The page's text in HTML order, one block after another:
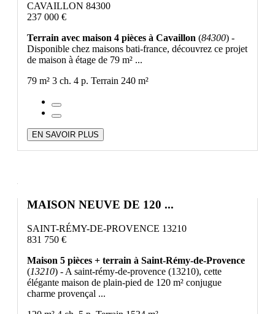
CAVAILLON 84300
237 000 €
Terrain avec maison 4 pièces à Cavaillon (84300) -
Disponible chez maisons bati-france, découvrez ce projet
de maison à étage de 79 m² ...
79 m² 3 ch. 4 p. Terrain 240 m²
EN SAVOIR PLUS
MAISON NEUVE DE 120 ...
SAINT-RÉMY-DE-PROVENCE 13210
831 750 €
Maison 5 pièces + terrain à Saint-Rémy-de-Provence
(13210) - A saint-rémy-de-provence (13210), cette
élégante maison de plain-pied de 120 m² conjugue
charme provençal ...